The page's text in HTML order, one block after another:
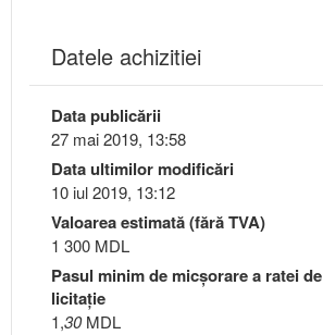
Datele achizitiei
Data publicării
27 mai 2019, 13:58
Data ultimilor modificări
10 iul 2019, 13:12
Valoarea estimată (fără TVA)
1 300 MDL
Pasul minim de micşorare a ratei de
licitaţie
1,30MDL